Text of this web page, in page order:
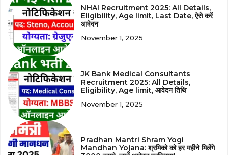
NHAI Recruitment 2025: All Details,
Eligibility, Age limit, Last Date, ऐसे करें
आवेदन
November 1, 2025
JK Bank Medical Consultants
Recruitment 2025: All Details,
Eligibility, Age limit, आवेदन तिथि
November 1, 2025
Pradhan Mantri Shram Yogi
Mandhan Yojana: श्रमिको को हर महीने मिलेंगे